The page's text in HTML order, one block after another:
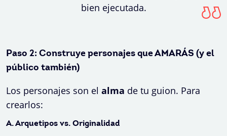
bien ejecutada.
Paso 2: Construye personajes que AMARÁS (y el
público también)
Los personajes son el alma de tu guion. Para
crearlos:
A. Arquetipos vs. Originalidad